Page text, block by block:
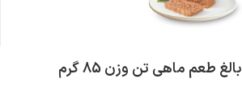
کنسرو گورمت گربه بالغ طعم ماهی تن وزن 85 گرم